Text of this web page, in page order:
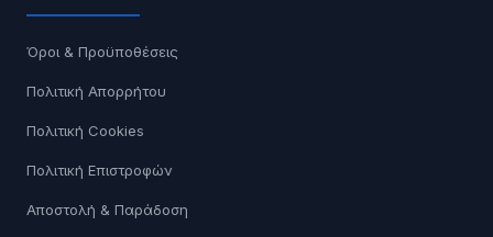
Όροι & Προϋποθέσεις
Πολιτική Απορρήτου
Πολιτική Cookies
Πολιτική Επιστροφών
Αποστολή & Παράδοση